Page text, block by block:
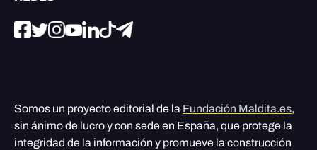
Somos un proyecto editorial de la Fundación Maldita.es,
sin ánimo de lucro y con sede en España, que protege la
integridad de la información y promueve la construcción